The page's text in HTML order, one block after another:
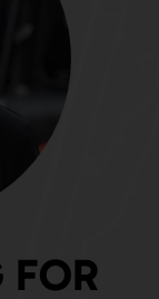
FOR